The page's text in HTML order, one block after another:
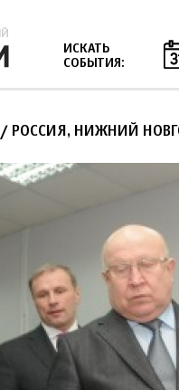
ИСКАТЬ
СОБЫТИЯ:
/ РОССИЯ, НИЖНИЙ